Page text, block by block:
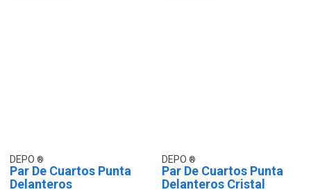
DEPO
Par De Cuartos Punta
Delanteros
DEPO
Par De Cuartos Punta
Delanteros Cristal